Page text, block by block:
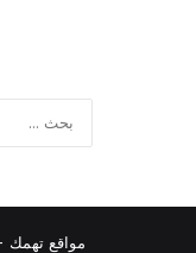
مواقع تهمك